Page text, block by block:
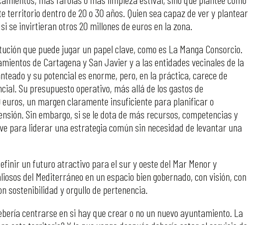
territorio dentro de 20 o 30 años. Quien sea capaz de ver y plantear
se invirtieran otros 20 millones de euros en la zona.
que puede jugar un papel clave, como es La Manga Consorcio.
de Cartagena y San Javier y a las entidades vecinales de la
y su potencial es enorme, pero, en la práctica, carece de
Su presupuesto operativo, más allá de los gastos de
un margen claramente insuficiente para planificar o
Sin embargo, si se le dota de más recursos, competencias y
para liderar una estrategia común sin necesidad de levantar una
un futuro atractivo para el sur y oeste del Mar Menor y
del Mediterráneo en un espacio bien gobernado, con visión, con
sostenibilidad y orgullo de pertenencia.
centrarse en si hay que crear o no un nuevo ayuntamiento. La